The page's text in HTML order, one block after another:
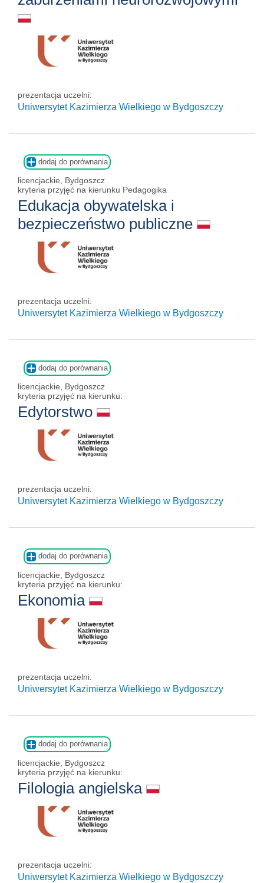
prezentacja uczelni:
Uniwersytet Kazimierza Wielkiego w Bydgoszczy
dodaj do porównania
licencjackie, Bydgoszcz
kryteria przyjęć na kierunku Pedagogika
Edukacja obywatelska i
bezpieczeństwo publiczne
prezentacja uczelni:
Uniwersytet Kazimierza Wielkiego w Bydgoszczy
dodaj do porównania
licencjackie, Bydgoszcz
kryteria przyjęć na kierunku:
Edytorstwo
prezentacja uczelni:
Uniwersytet Kazimierza Wielkiego w Bydgoszczy
dodaj do porównania
licencjackie, Bydgoszcz
kryteria przyjęć na kierunku:
Ekonomia
prezentacja uczelni:
Uniwersytet Kazimierza Wielkiego w Bydgoszczy
dodaj do porównania
licencjackie, Bydgoszcz
kryteria przyjęć na kierunku:
Filologia angielska
prezentacja uczelni:
Uniwersytet Kazimierza Wielkiego w Bydgoszczy